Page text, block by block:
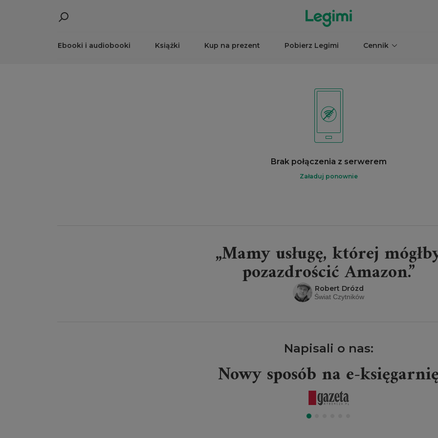
Ebooki i audiobooki Książki Kup na prezent Pobierz Legimi Cennik
Brak połączenia z serwerem
Załaduj ponownie
„Mamy usługę, której
pozazdrościć Amazon.”
Robert Drózd
Świat Czytników
Napisali o nas:
Nowy sposób na e-